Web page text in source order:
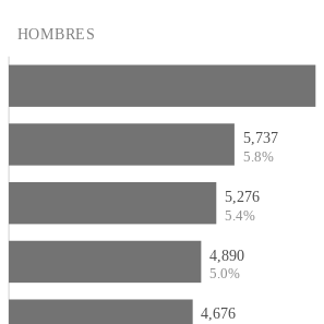
HOMBRES
5,737
5.8%
5,276
5.4%
4,890
5.0%
4,676